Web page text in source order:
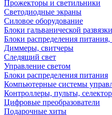
Прожекторы и светильники
Светодиодные экраны
Силовое оборудование
Блоки гальванической
Блоки распределения питания,
Диммеры, свитчеры
Следящий свет
Управление светом
Блоки распределения питания
Компьютерные системы
Контроллеры, пульты,
Цифровые преобразователи
Подарочные хиты